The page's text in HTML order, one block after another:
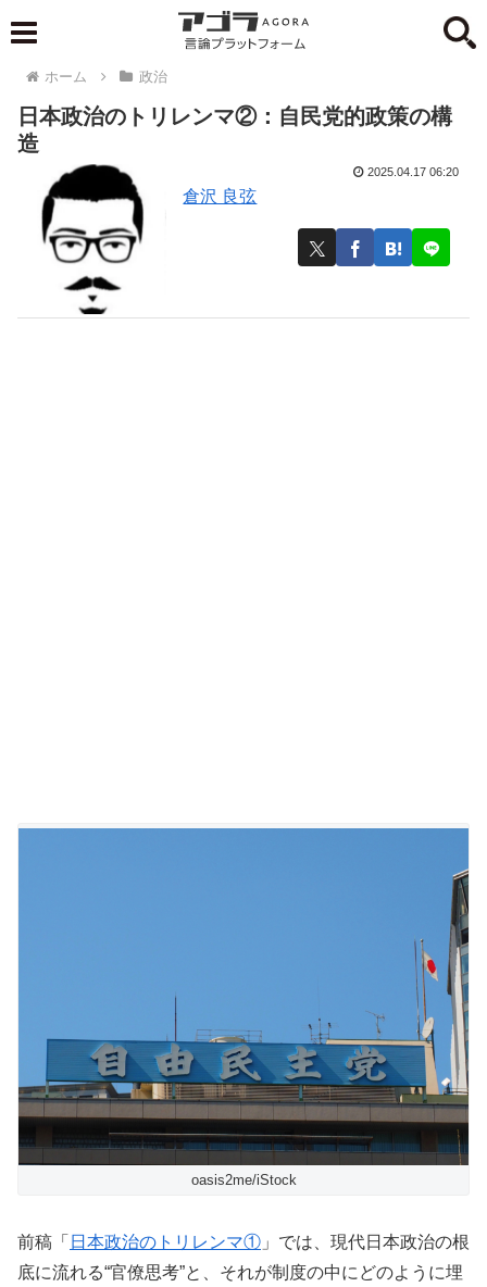
ホーム 政治
日本政治のトリレンマ②：自民党的政策の構
造
倉沢 良弦
2025.04.17 06:20
oasis2me/iStock
前稿「 日本政治のトリレンマ① 」では、現代日本政治の根
底に流れる“官僚思考”と、それが制度の中にどのように埋